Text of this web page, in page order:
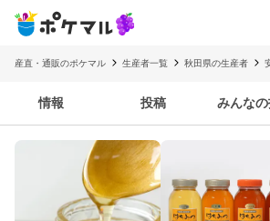
産直・通販のポケマル 生産者一覧 秋田県の生産者
情報 投稿 みんな